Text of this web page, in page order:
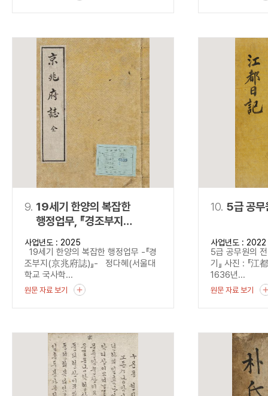
9. 19세기 한양의 복잡한
행정업무, 『경조부지
(京兆府誌)』
사업년도 : 2025
19세기 한양의 복잡한 행정업무 -『경
조부지(京兆府誌)』- 정다혜(서울대
학교 국사학...
원문 자료 보기
10. 5급 공무
사업년도 : 2022
5급 공무원의
기』 사진 : 『
1636년...
원문 자료 보기